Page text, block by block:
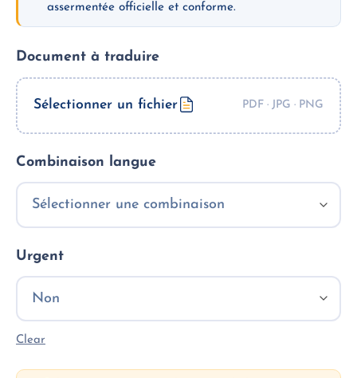
assermentée officielle et conforme.
Document à traduire
Sélectionner un fichier
Combinaison langue
Urgent
Clear